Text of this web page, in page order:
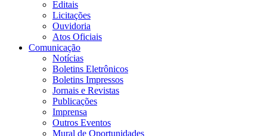
Editais
Licitações
Ouvidoria
Atos Oficiais
Comunicação
Notícias
Boletins Eletrônicos
Boletins Impressos
Jornais e Revistas
Publicações
Imprensa
Outros Eventos
Mural de Oportunidades